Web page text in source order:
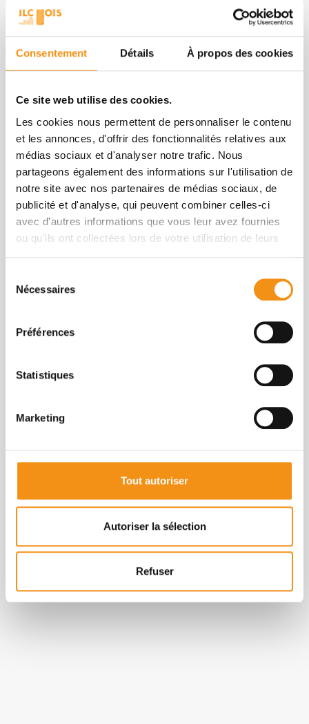
Consentement Détails À propos des cookies
Ce site web utilise des cookies.
Les cookies nous permettent de personnaliser le contenu
et les annonces, d'offrir des fonctionnalités relatives aux
médias sociaux et d'analyser notre trafic. Nous
partageons également des informations sur l'utilisation de
notre site avec nos partenaires de médias sociaux, de
publicité et d'analyse, qui peuvent combiner celles-ci
avec d'autres informations que vous leur avez fournies
ou qu'ils ont collectées lors de votre utilisation de leurs
Nécessaires
Préférences
Statistiques
Marketing
Tout autoriser
Autoriser la sélection
Refuser
RESPONSABLE
ILC Bois s'engage àsoutenir
l'économie localeen s'approvisionnant
auprès de fournisseurs locaux et en
employant des travailleurs locaux. Cette
approche responsable se traduit par
plusieurs actions concrètes :
avec des entreprises de transport et des
artisans locaux, favorisant ainsi le
Création d'emplois locaux
d'emplois dans la communauté locale,